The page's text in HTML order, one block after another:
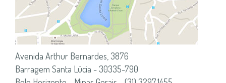
Avenida Arthur Bernardes, 3876
Barragem Santa Lúcia - 30335-790